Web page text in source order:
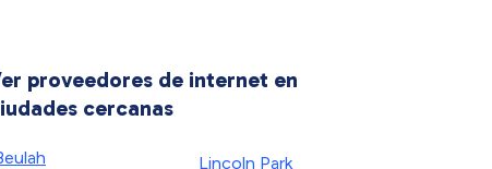
proveedores de internet en
cercanas
Lincoln Park